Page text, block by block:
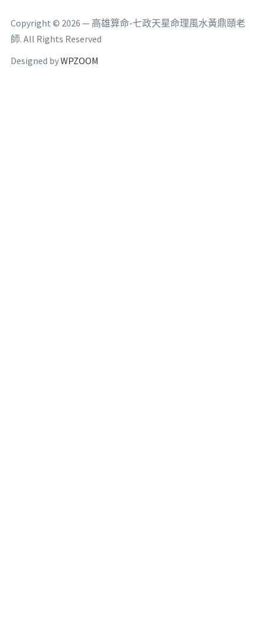
Copyright © 2026 — 高雄算命-七政天星命理風水黃鼎頤老
師. All Rights Reserved
Designed byWPZOOM